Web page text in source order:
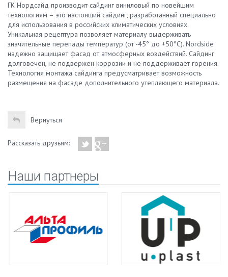
ГК Нордсайд производит сайдинг виниловый по новейшим
технологиям – это настоящий сайдинг, разработанный специально
для использования в российских климатических условиях.
Уникальная рецептура позволяет материалу выдерживать
значительные перепады температур (от -45° до +50°С). Nordside
надежно защищает фасад от атмосферных воздействий. Сайдинг
долговечен, не подвержен коррозии и не поддерживает горения.
Технология монтажа сайдинга предусматривает возможность
размещения на фасаде дополнительного утепляющего материала.
Вернуться
Рассказать друзьям:
Наши партнеры